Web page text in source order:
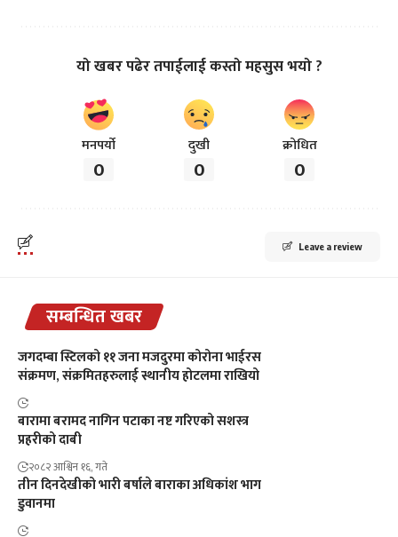
यो खबर पढेर तपाईलाई कस्तो महसुस भयो ?
मनपर्यो
0
दुखी
0
क्रोधित
0
Leave a review
सम्बन्धित खबर
जगदम्बा स्टिलको ११ जना मजदुरमा कोरोना भाईरस
संक्रमण, संक्रमितहरुलाई स्थानीय होटलमा राखियो
बारामा बरामद नागिन पटाका नष्ट गरिएको सशस्त्र
प्रहरीको दाबी
२०८२ आश्विन १६, गते
तीन दिनदेखीको भारी बर्षाले बाराका अधिकांश भाग
डुवानमा